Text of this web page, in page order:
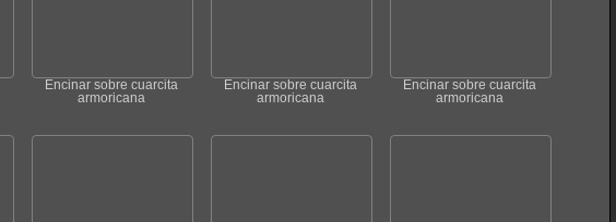
Encinar sobre cuarcita
armoricana
Encinar sobre cuarcita
armoricana
Encinar sobre cuarcita
armoricana